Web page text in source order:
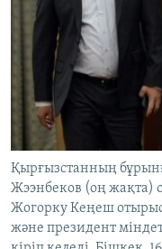
Қырғызстанның
Жээнбеков (оң жақта)
Жогорку Кеңеш
және президент